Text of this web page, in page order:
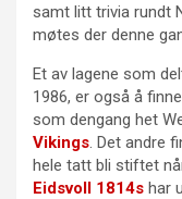
samt litt trivia rundt
møtes der denne
Et av lagene som
1986, er også å
som dengang het
Vikings . Det andre
hele tatt bli stiftet
Eidsvoll 1814s har